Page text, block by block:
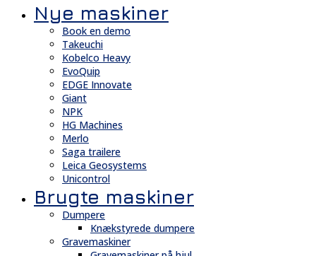
Nye maskiner
Book en demo
Takeuchi
Kobelco Heavy
EvoQuip
EDGE Innovate
Giant
NPK
HG Machines
Merlo
Saga trailere
Leica Geosystems
Unicontrol
Brugte maskiner
Dumpere
Knækstyrede dumpere
Gravemaskiner